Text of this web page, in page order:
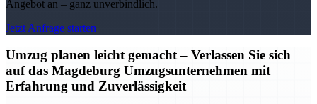
Angebot an – ganz unverbindlich.
Jetzt Anfrage starten
Umzug planen leicht gemacht – Verlassen Sie sich
auf das Magdeburg Umzugsunternehmen mit
Erfahrung und Zuverlässigkeit